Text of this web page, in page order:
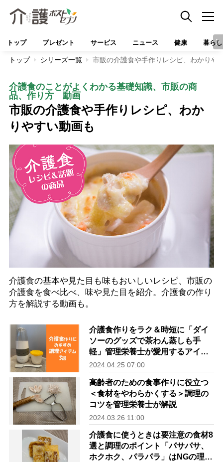
トップ プレゼント サービス ニュース 健康 暮らし
トップ シリーズ一覧 市販の介護食や手作りレシピ、わかりや
介護食のことがよくわかる基礎知識、市販の商
品、作り方 動画
市販の介護食や手作りレシピ、わか
りやすい動画も
介護食の基本や見た目も味もおいしいレシピ、市販の
介護食を食べ比べ、味や見た目を紹介。介護食の作り
方を解説する動画も。
介護食作りをラク＆時短に「ダイ
ソーのグッズで茶わん蒸しも手
軽」管理栄養士が愛用するアイテ
ム3選
2024.04.25 07:00
高齢者のための食事作りに役立つ
＜食材をやわらかくする＞調理の
コツを管理栄養士が解説
2024.03.26 11:00
介護食に使うときは要注意の食材8
選と調理のポイント「パサパサ、
ホクホク、パラパラ」はNGの理由